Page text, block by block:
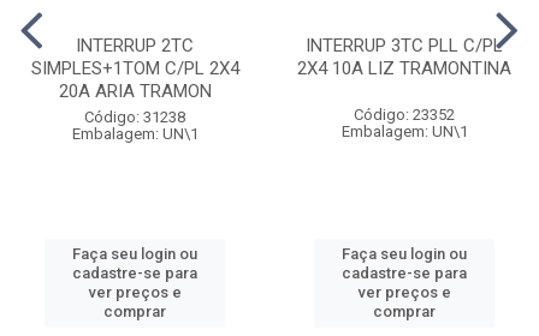
INTERRUP 2TC
SIMPLES+1TOM C/PL 2X4
20A ARIA TRAMON
Código: 31238
Embalagem: UN\1
Faça seu login ou
cadastre-se para
ver preços e
comprar
INTERRUP 3TC PLL C/PL
2X4 10A LIZ TRAMONTINA
Código: 23352
Embalagem: UN\1
Faça seu login ou
cadastre-se para
ver preços e
comprar